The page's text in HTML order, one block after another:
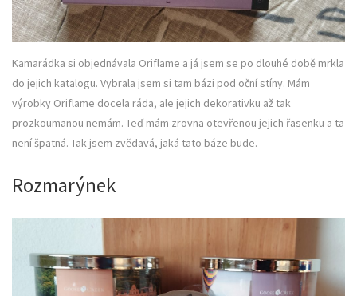
Kamarádka si objednávala Oriflame a já jsem se po dlouhé době mrkla
do jejich katalogu. Vybrala jsem si tam bázi pod oční stíny. Mám
výrobky Oriflame docela ráda, ale jejich dekorativku až tak
prozkoumanou nemám. Teď mám zrovna otevřenou jejich řasenku a ta
není špatná. Tak jsem zvědavá, jaká tato báze bude.
Rozmarýnek